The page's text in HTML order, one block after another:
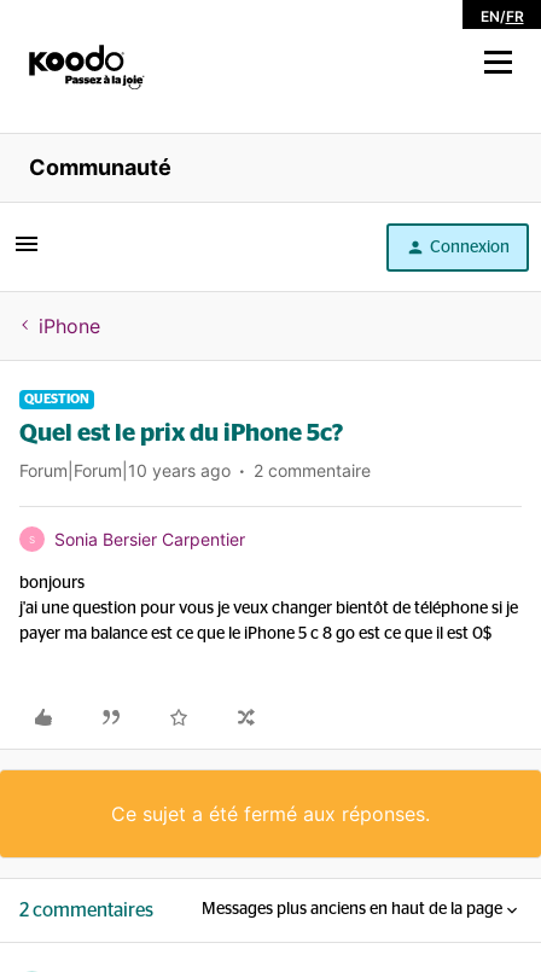
EN/FR
Magasiner
Libre service
Aide
Communauté
Connexion
iPhone
QUESTION
Quel est le prix du iPhone 5c?
Forum|Forum|10 years ago 2 commentaire
S Sonia Bersier Carpentier
bonjours
j'ai une question pour vous je veux changer bientôt de téléphone si je
payer ma balance est ce que le iPhone 5 c 8 go est ce que il est 0$
Ce sujet a été fermé aux réponses.
2 commentaires Messages plus anciens en haut de la page